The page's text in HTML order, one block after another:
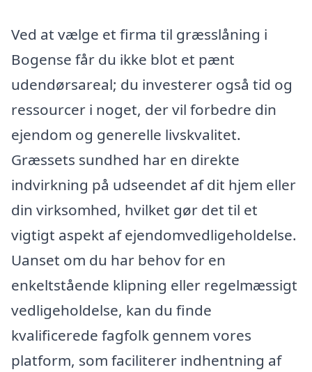
Ved at vælge et firma til græsslåning i
Bogense får du ikke blot et pænt
udendørsareal; du investerer også tid og
ressourcer i noget, der vil forbedre din
ejendom og generelle livskvalitet.
Græssets sundhed har en direkte
indvirkning på udseendet af dit hjem eller
din virksomhed, hvilket gør det til et
vigtigt aspekt af ejendomvedligeholdelse.
Uanset om du har behov for en
enkeltstående klipning eller regelmæssigt
vedligeholdelse, kan du finde
kvalificerede fagfolk gennem vores
platform, som faciliterer indhentning af